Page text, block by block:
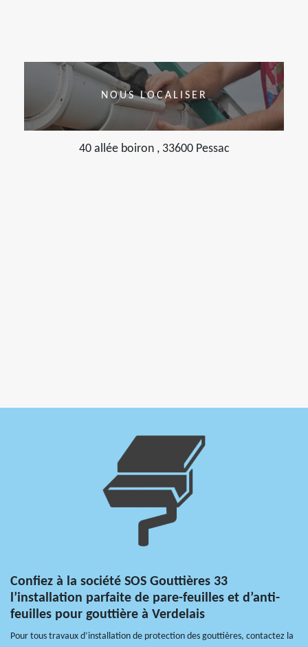
NOUS LOCALISER
40 allée boiron , 33600 Pessac
Confiez à la société SOS Gouttières 33
l’installation parfaite de pare-feuilles et d’anti-
feuilles pour gouttière à Verdelais
Pour tous travaux d’installation de protection des gouttières, contactez la